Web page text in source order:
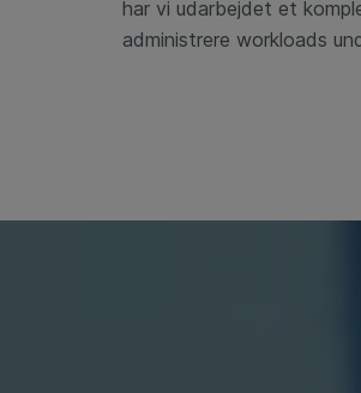
har vi udarbejdet et
administrere workloads